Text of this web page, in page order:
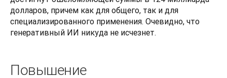
долларов, причем как для общего, так и для
специализированного применения. Очевидно, что
генеративный ИИ никуда не исчезнет.
Повышение